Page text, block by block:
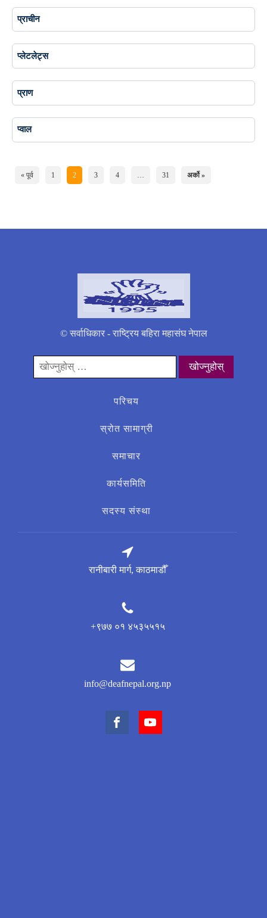
प्राचीन
प्लेटलेट्स
प्राण
प्वाल
« पूर्व 1 2 3 4 … 31 अर्को »
© सर्वाधिकार - राष्ट्रिय बहिरा महासंघ नेपाल
यसको
लागी
परिचय
स्रोत सामाग्री
समाचार
कार्यसमिति
सदस्य संस्था
रानीबारी मार्ग, काठमाडौँ
+९७७ ०१ ४५३५५१५
info@deafnepal.org.np